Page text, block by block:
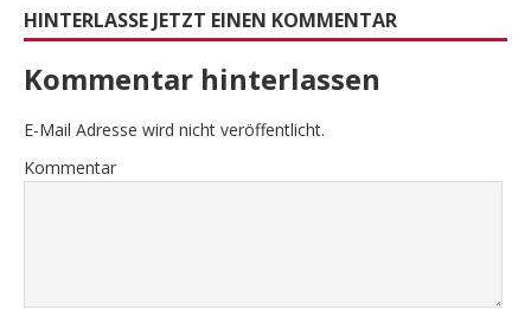
HINTERLASSE JETZT EINEN KOMMENTAR
Kommentar hinterlassen
E-Mail Adresse wird nicht veröffentlicht.
Kommentar